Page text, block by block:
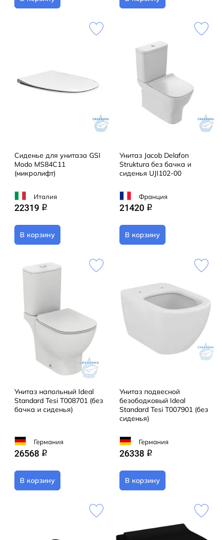
Сиденье для унитаза GSI
Modo MS84C11
(микролифт)
Италия
22319 q
В корзину
Унитаз Jacob Delafon
Struktura без бачка и
сиденья UJI102-00
Франция
21420 q
В корзину
Унитаз напольный Ideal
Standard Tesi T008701 (без
бачка и сиденья)
Германия
26568 q
В корзину
Унитаз подвесной
безободковый Ideal
Standard Tesi T007901 (без
сиденья)
Германия
26338 q
В корзину